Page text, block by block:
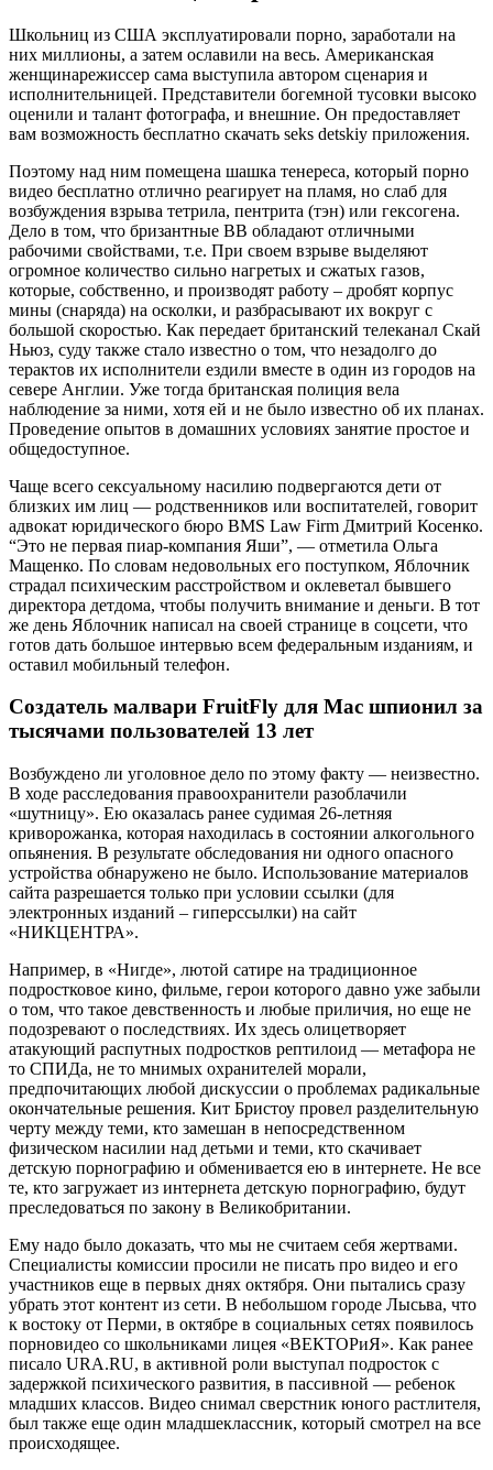
Школьниц из США эксплуатировали порно, заработали на
них миллионы, а затем ославили на весь. Американская
женщинарежиссер сама выступила автором сценария и
исполнительницей. Представители богемной тусовки высоко
оценили и талант фотографа, и внешние. Он предоставляет
вам возможность бесплатно скачать seks detskiy приложения.
Поэтому над ним помещена шашка тенереса, который порно
видео бесплатно отлично реагирует на пламя, но слаб для
возбуждения взрыва тетрила, пентрита (тэн) или гексогена.
Дело в том, что бризантные ВВ обладают отличными
рабочими свойствами, т.е. При своем взрыве выделяют
огромное количество сильно нагретых и сжатых газов,
которые, собственно, и производят работу – дробят корпус
мины (снаряда) на осколки, и разбрасывают их вокруг с
большой скоростью. Как передает британский телеканал Скай
Ньюз, суду также стало известно о том, что незадолго до
терактов их исполнители ездили вместе в один из городов на
севере Англии. Уже тогда британская полиция вела
наблюдение за ними, хотя ей и не было известно об их планах.
Проведение опытов в домашних условиях занятие простое и
общедоступное.
Чаще всего сексуальному насилию подвергаются дети от
близких им лиц — родственников или воспитателей, говорит
адвокат юридического бюро BMS Law Firm Дмитрий Косенко.
“Это не первая пиар-компания Яши”, — отметила Ольга
Мащенко. По словам недовольных его поступком, Яблочник
страдал психическим расстройством и оклеветал бывшего
директора детдома, чтобы получить внимание и деньги. В тот
же день Яблочник написал на своей странице в соцсети, что
готов дать большое интервью всем федеральным изданиям, и
оставил мобильный телефон.
Создатель малвари FruitFly для Mac шпионил за
тысячами пользователей 13 лет
Возбуждено ли уголовное дело по этому факту — неизвестно.
В ходе расследования правоохранители разоблачили
«шутницу». Ею оказалась ранее судимая 26-летняя
криворожанка, которая находилась в состоянии алкогольного
опьянения. В результате обследования ни одного опасного
устройства обнаружено не было. Использование материалов
сайта разрешается только при условии ссылки (для
электронных изданий – гиперссылки) на сайт
«НИКЦЕНТРА».
Например, в «Нигде», лютой сатире на традиционное
подростковое кино, фильме, герои которого давно уже забыли
о том, что такое девственность и любые приличия, но еще не
подозревают о последствиях. Их здесь олицетворяет
атакующий распутных подростков рептилоид — метафора не
то СПИДа, не то мнимых охранителей морали,
предпочитающих любой дискуссии о проблемах радикальные
окончательные решения. Кит Бристоу провел разделительную
черту между теми, кто замешан в непосредственном
физическом насилии над детьми и теми, кто скачивает
детскую порнографию и обменивается ею в интернете. Не все
те, кто загружает из интернета детскую порнографию, будут
преследоваться по закону в Великобритании.
Ему надо было доказать, что мы не считаем себя жертвами.
Специалисты комиссии просили не писать про видео и его
участников еще в первых днях октября. Они пытались сразу
убрать этот контент из сети. В небольшом городе Лысьва, что
к востоку от Перми, в октябре в социальных сетях появилось
порновидео со школьниками лицея «ВЕКТОРиЯ». Как ранее
писало URA.RU, в активной роли выступал подросток с
задержкой психического развития, в пассивной — ребенок
младших классов. Видео снимал сверстник юного растлителя,
был также еще один младшеклассник, который смотрел на все
происходящее.